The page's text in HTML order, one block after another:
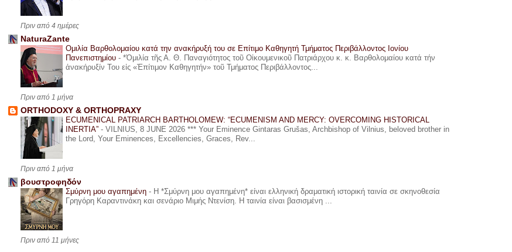
Πριν από 4 ημέρες
NaturaZante
Ομιλία Βαρθολομαίου κατά την ανακήρυξή του σε Επίτιμο Καθηγητή Τμήματος Περιβάλλοντος Ιονίου
Πανεπιστημίου - *Ὁμιλία τῆς Α. Θ. Παναγιότητος τοῦ Οἰκουμενικοῦ Πατριάρχου κ. κ. Βαρθολομαίου κατά τήν
ἀνακήρυξίν Του εἰς «Ἐπίτιμον Καθηγητήν» τοῦ Τμήματος Περιβάλλοντος...
Πριν από 1 μήνα
ORTHODOXY & ORTHOPRAXY
ECUMENICAL PATRIARCH BARTHOLOMEW: “ECUMENISM AND MERCY: OVERCOMING HISTORICAL
INERTIA” - VILNIUS, 8 JUNE 2026 *** Your Eminence Gintaras Grušas, Archbishop of Vilnius, beloved brother in
the Lord, Your Eminences, Excellencies, Graces, Rev...
Πριν από 1 μήνα
βουστροφηδόν
Σμύρνη μου αγαπημένη - Η *Σμύρνη μου αγαπημένη* είναι ελληνική δραματική ιστορική ταινία σε σκηνοθεσία
Γρηγόρη Καραντινάκη και σενάριο Μιμής Ντενίση. Η ταινία είναι βασισμένη ...
Πριν από 11 μήνες